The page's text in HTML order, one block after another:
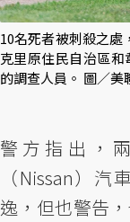
10名死者被刺殺之
克里原住民自治區
的調查人員。 圖／美
警方指出，
（Nissan）
逸，但也警告